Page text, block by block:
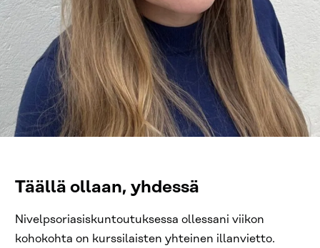
Täällä ollaan, yhdessä
Nivelpsoriasiskuntoutuksessa ollessani viikon
kohokohta on kurssilaisten yhteinen illanvietto.